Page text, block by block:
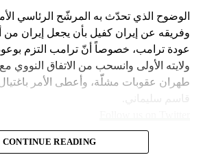
– نهاية عهد منظومة حوله آمنت بإمكان
امتداد لعهد باراك أوباما واتفاقه مع
الوضوح الذي تحدّث به المرشّح الرئاسي
وفريقه عن إيران كفيل بأن يجعل إيران من
عودة ترامب، خصوصاً أنّ ترامب التزم
ولايته الأولى وانسحب من الاتفاق
طهران عقوبات مشلّة، وأعطى الأمر
CONTINUE READING